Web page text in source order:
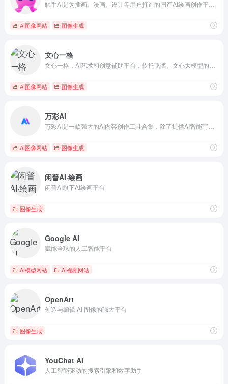
AI图像网站 图像生成
文心一格
AI图像网站 图像生成
万彩AI
AI图像网站 图像生成
闲普AI·绘画
闲普AI旗下AI绘画平台
图像生成
Google AI
赋能全球的人工智能平台
AI模型网站 AI视频网站
OpenArt
创造与编辑 AI 图像的强大平台
图像生成
YouChat AI
人工智能驱动的搜索引擎和数字助手